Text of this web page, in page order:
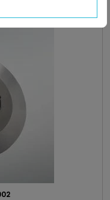
717-358-575